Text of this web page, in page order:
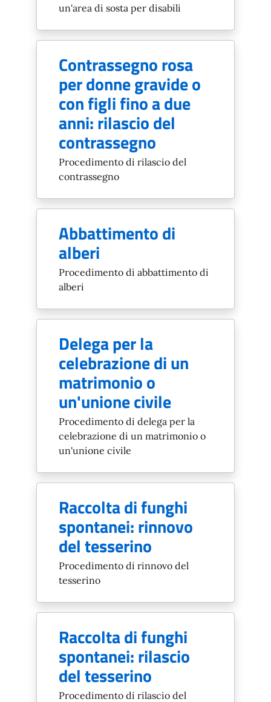
un'area di sosta per disabili
Contrassegno rosa
per donne gravide o
con figli fino a due
anni: rilascio del
contrassegno
Procedimento di rilascio del
contrassegno
Abbattimento di
alberi
Procedimento di abbattimento di
alberi
Delega per la
celebrazione di un
matrimonio o
un'unione civile
Procedimento di delega per la
celebrazione di un matrimonio o
un'unione civile
Raccolta di funghi
spontanei: rinnovo
del tesserino
Procedimento di rinnovo del
tesserino
Raccolta di funghi
spontanei: rilascio
del tesserino
Procedimento di rilascio del